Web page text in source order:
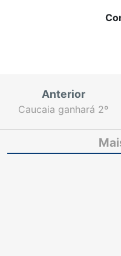
Anterior
Caucaia ganhará 2º
ampliar capacidade de
atendimento